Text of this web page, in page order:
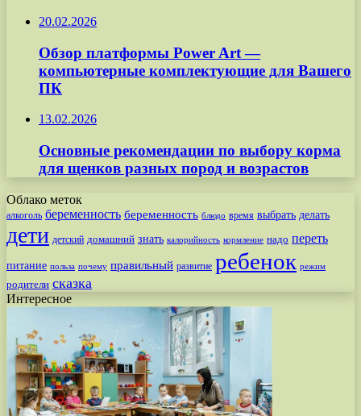
20.02.2026
Обзор платформы Power Art —
компьютерные комплектующие для Вашего
ПК
13.02.2026
Основные рекомендации по выбору корма
для щенков разных пород и возрастов
Облако меток
алкоголь беременность беременность блюдо время выбрать делать
дети детский домашний знать калорийность кормление надо переть
питание польза почему правильный развитие ребенок режим
родители сказка
Интересное